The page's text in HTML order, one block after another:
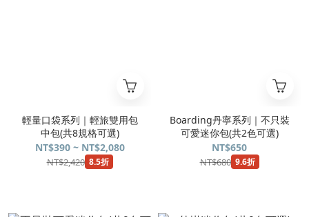
輕量口袋系列｜輕旅雙用包
中包(共8規格可選)
NT$390 ~ NT$2,080
NT$2,420 8.5折
Boarding丹寧系列｜不只裝
可愛迷你包(共2色可選)
NT$650
NT$680 9.6折